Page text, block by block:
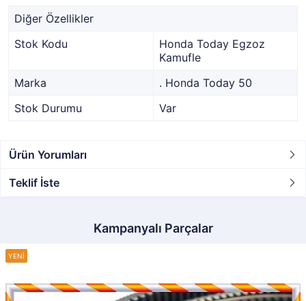
Diğer Özellikler
Stok Kodu
Honda Today Egzoz
Kamufle
Marka
. Honda Today 50
Stok Durumu
Var
Ürün Yorumları
Teklif İste
Kampanyalı Parçalar